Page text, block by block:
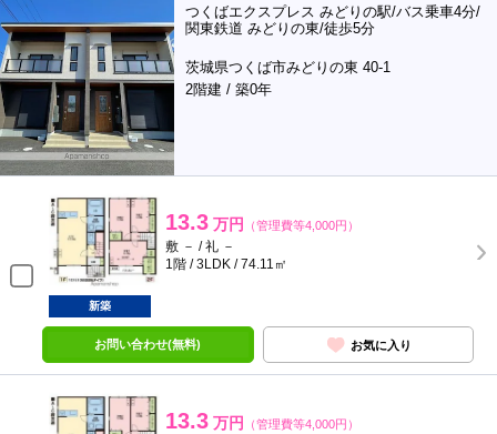
つくばエクスプレス みどりの駅/バス乗車4分/
関東鉄道 みどりの東/徒歩5分
茨城県つくば市みどりの東 40-1
2階建 / 築0年
13.3 万円 （管理費等4,000円）
敷 － / 礼 －
1階 / 3LDK / 74.11㎡
新築
お問い合わせ(無料) お気に入り
13.3 万円 （管理費等4,000円）